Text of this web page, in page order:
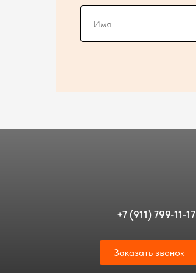
Заказать звонок
+7 (911) 799-11-17